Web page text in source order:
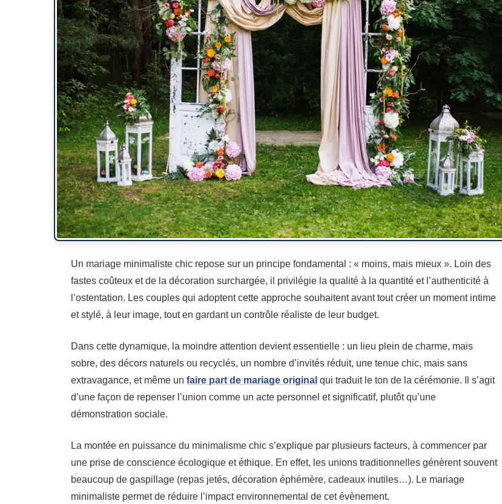
Un mariage minimaliste chic repose sur un principe fondamental : « moins, mais mieux ». Loin des
fastes coûteux et de la décoration surchargée, il privilégie la qualité à la quantité et l’authenticité à
l’ostentation. Les couples qui adoptent cette approche souhaitent avant tout créer un moment intime
et stylé, à leur image, tout en gardant un contrôle réaliste de leur budget.
Dans cette dynamique, la moindre attention devient essentielle : un lieu plein de charme, mais
sobre, des décors naturels ou recyclés, un nombre d’invités réduit, une tenue chic, mais sans
extravagance, et même unfaire part de mariage original qui traduit le ton de la cérémonie. Il s’agit
d’une façon de repenser l’union comme un acte personnel et significatif, plutôt qu’une
démonstration sociale.
La montée en puissance du minimalisme chic s’explique par plusieurs facteurs, à commencer par
une prise de conscience écologique et éthique. En effet, les unions traditionnelles génèrent souvent
beaucoup de gaspillage (repas jetés, décoration éphémère, cadeaux inutiles…). Le mariage
minimaliste permet de réduire l’impact environnemental de cet évènement.